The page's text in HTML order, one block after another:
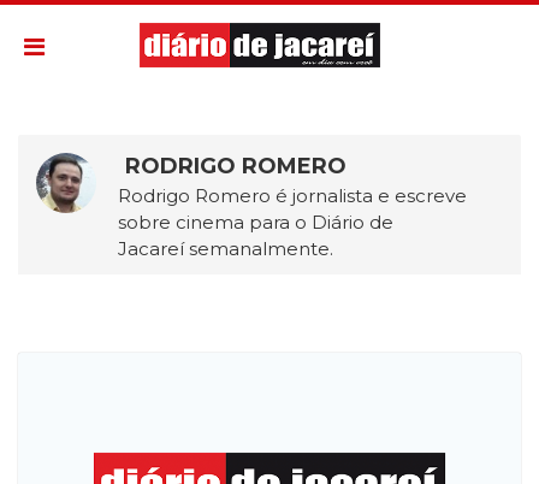
RODRIGO ROMERO
Rodrigo Romero é jornalista e escreve
sobre cinema para o Diário de
Jacareí semanalmente.